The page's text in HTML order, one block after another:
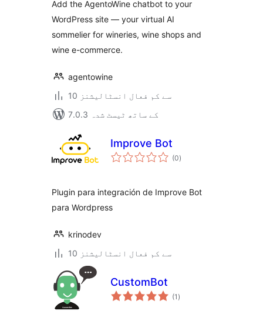
Add the AgentoWine chatbot to your
WordPress site — your virtual AI
sommelier for wineries, wine shops and
wine e-commerce.
agentowine
10 سے کم فعال انسٹالیشنز
7.0.3 کے ساتھ ٹیسٹ شدہ
Improve Bot
(0مجموعی
درجہ
)
Plugin para integración de Improve Bot
para Wordpress
krinodev
10 سے کم فعال انسٹالیشنز
CustomBot
(1 مجموعی
درجہ
)